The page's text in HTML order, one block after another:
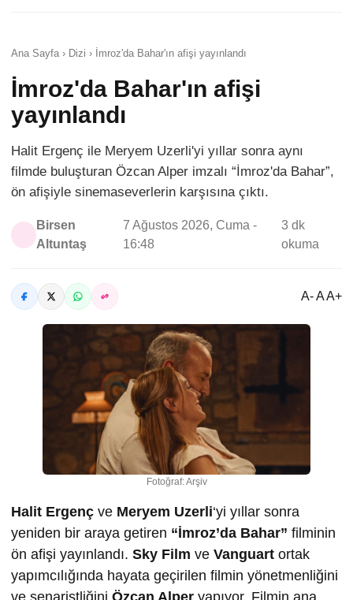
Ana Sayfa › Dizi › İmroz'da Bahar'ın afişi yayınlandı
İmroz'da Bahar'ın afişi
yayınlandı
Halit Ergenç ile Meryem Uzerli'yi yıllar sonra aynı
filmde buluşturan Özcan Alper imzalı “İmroz'da Bahar”,
ön afişiyle sinemaseverlerin karşısına çıktı.
Birsen
Altuntaş
7 Ağustos 2026, Cuma -
16:48
3 dk
okuma
A- A A+
Fotoğraf: Arşiv
Halit Ergenç ve Meryem Uzerli‘yi yıllar sonra
yeniden bir araya getiren “İmroz’da Bahar” filminin
ön afişi yayınlandı. Sky Film ve Vanguart ortak
yapımcılığında hayata geçirilen filmin yönetmenliğini
ve senaristliğini Özcan Alper yapıyor. Filmin ana